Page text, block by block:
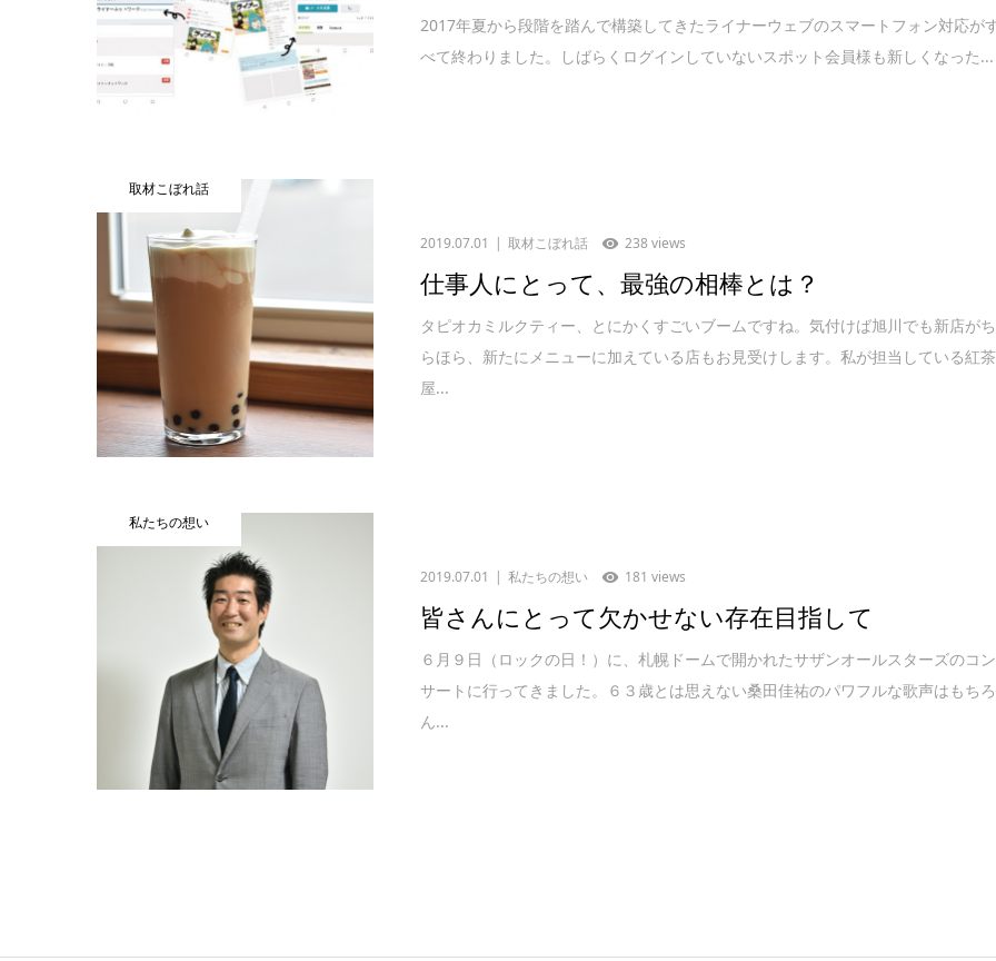
2017年夏から段階を踏んで構築してきたライナーウェブのスマートフォン対応が
べて終わりました。しばらくログインしていないスポット会員様も新しくなった...
取材こぼれ話
2019.07.01 取材こぼれ話 238 views
仕事人にとって、最強の相棒とは？
タピオカミルクティー、とにかくすごいブームですね。気付けば旭川でも新店がち
らほら、新たにメニューに加えている店もお見受けします。私が担当している紅茶
屋...
私たちの想い
2019.07.01 私たちの想い 181 views
皆さんにとって欠かせない存在目指して
６月９日（ロックの日！）に、札幌ドームで開かれたサザンオールスターズのコン
サートに行ってきました。６３歳とは思えない桑田佳祐のパワフルな歌声はもちろ
ん...